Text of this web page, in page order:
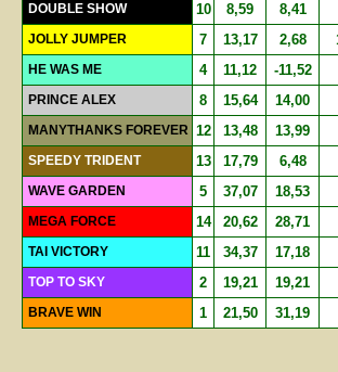
DOUBLE SHOW 10 8,59 8,41
JOLLY JUMPER 7 13,17 2,68
HE WAS ME 4 11,12 -11,52
PRINCE ALEX 8 15,64 14,00
MANYTHANKS FOREVER 12 13,48 13,99
SPEEDY TRIDENT 13 17,79 6,48
WAVE GARDEN 5 37,07 18,53
MEGA FORCE 14 20,62 28,71
TAI VICTORY 11 34,37 17,18
TOP TO SKY 2 19,21 19,21
BRAVE WIN 1 21,50 31,19